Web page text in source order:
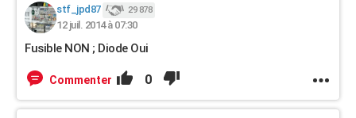
stf_jpd87 29 878
12 juil. 2014 à 07:30
Fusible NON ; Diode Oui
Commenter 0